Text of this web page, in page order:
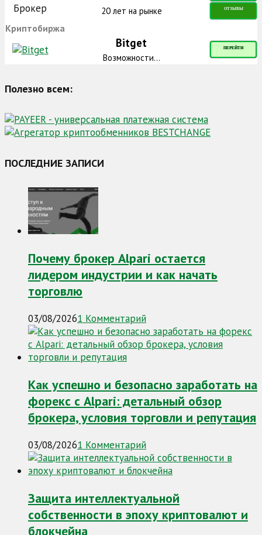
20 лет на рынке ОТЗЫВЫ
Криптобиржа
Bitget ПЕРЕЙТИ
Возможности...
Полезно всем:
ПОСЛЕДНИЕ ЗАПИСИ
Почему брокер Alpari остается
лидером индустрии и как начать
торговлю
03/08/20261 Комментарий
Как успешно и безопасно заработать на
форекс с Alpari: детальный обзор
брокера, условия торговли и репутация
03/08/20261 Комментарий
Защита интеллектуальной
собственности в эпоху криптовалют и
блокчейна